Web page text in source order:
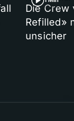
Die Crew
Refilled»
unsicher